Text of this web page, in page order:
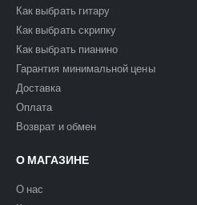
Как выбрать гитару
Как выбрать скрипку
Как выбрать пианино
Гарантия минимальной цены
Доставка
Оплата
Возврат и обмен
О МАГАЗИНЕ
О нас